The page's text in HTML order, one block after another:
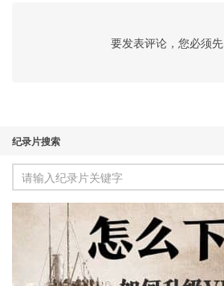
要发表评论，您必须先
纪录片搜索